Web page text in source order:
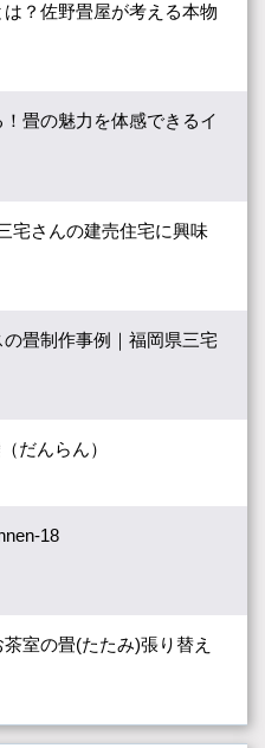
？佐野畳屋が考える本物
畳の魅力を体感できるイ
宅さんの建売住宅に興味
畳制作事例｜福岡県三宅
だんらん）
18
室の畳(たたみ)張り替え